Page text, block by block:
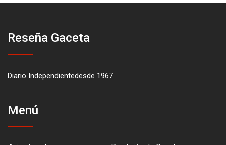
Reseña Gaceta
Diario Independientedesde 1967.
Menú